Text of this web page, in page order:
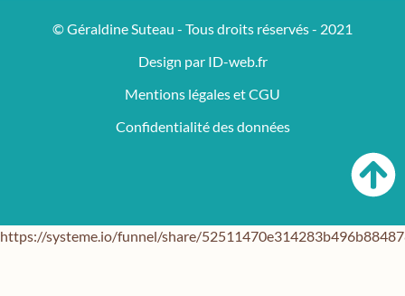
© Géraldine Suteau - Tous droits réservés - 2021
Design par ID-web.fr
Mentions légales et CGU
Confidentialité des données
https://systeme.io/funnel/share/